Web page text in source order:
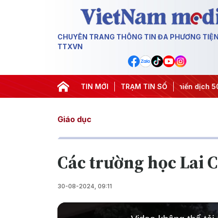
CHUYÊN TRANG THÔNG TIN ĐA PHƯƠNG
TTXVN
TIN MỚI TRẠM TIN SỐ
quyết thành hành động #Chiến dịch 500 ngày đêm
Giáo dục
Các trường học Lai
30-08-2024, 09:11
This